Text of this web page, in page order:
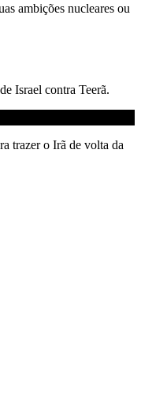
ambições nucleares ou
Israel contra Teerã.
trazer o Irã de volta da